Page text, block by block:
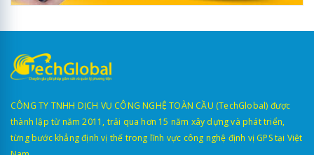
CÔNG TY TNHH DỊCH VỤ CÔNG NGHỆ TOÀN CẦU (TechGlobal) được
thành lập từ năm 2011, trải qua hơn 15 năm xây dựng và phát triển,
từng bước khẳng định vị thế trong lĩnh vực công nghệ định vị GPS tại Việt